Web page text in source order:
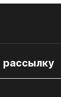
рассылку